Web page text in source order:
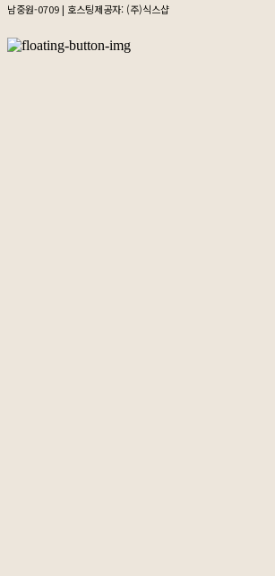
남중원-0709 | 호스팅제공자: (주)식스샵